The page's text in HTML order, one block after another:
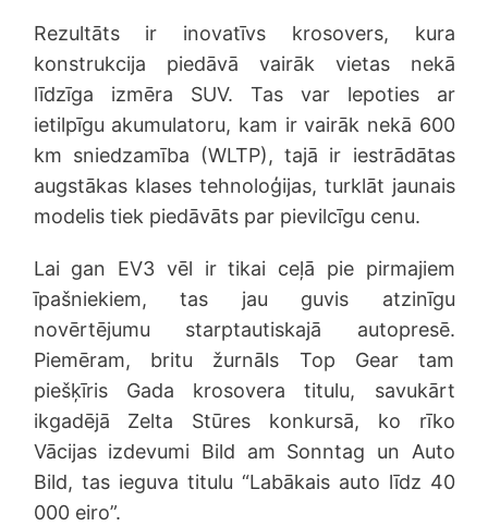
Rezultāts ir inovatīvs krosovers, kura
konstrukcija piedāvā vairāk vietas nekā
līdzīga izmēra SUV. Tas var lepoties ar
ietilpīgu akumulatoru, kam ir vairāk nekā 600
km sniedzamība (WLTP), tajā ir iestrādātas
augstākas klases tehnoloģijas, turklāt jaunais
modelis tiek piedāvāts par pievilcīgu cenu.
Lai gan EV3 vēl ir tikai ceļā pie pirmajiem
īpašniekiem, tas jau guvis atzinīgu
novērtējumu starptautiskajā autopresē.
Piemēram, britu žurnāls Top Gear tam
piešķīris Gada krosovera titulu, savukārt
ikgadējā Zelta Stūres konkursā, ko rīko
Vācijas izdevumi Bild am Sonntag un Auto
Bild, tas ieguva titulu “Labākais auto līdz 40
000 eiro”.